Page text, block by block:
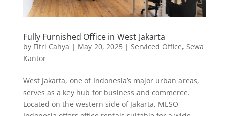
Fully Furnished Office in West Jakarta
by Fitri Cahya | May 20, 2025| Serviced Office, Sewa
Kantor
West Jakarta, one of Indonesia’s major urban areas,
serves as a key hub for business and commerce.
Located on the western side of Jakarta, MESO